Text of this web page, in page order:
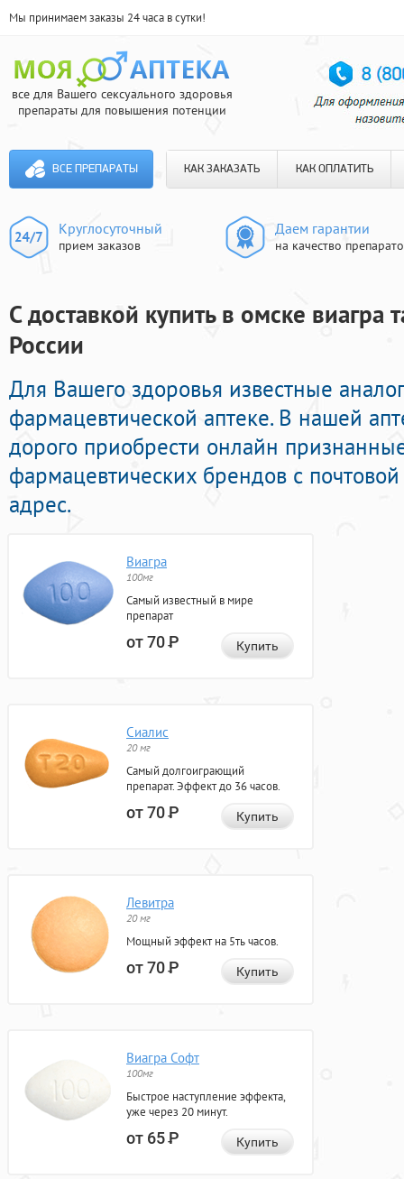
Мы принимаем заказы 24 часа в сутки!
все для Вашего сексуального здоровья
препараты для повышения потенции
ВСЕ ПРЕПАРАТЫ КАК ЗАКАЗАТЬ КАК ОПЛАТИТЬ
Круглосуточный
прием заказов
Даем гарантии
на качество
С доставкой купить в омске виагра
России
Для Вашего здоровья известные
фармацевтической аптеке. В нашей
дорого приобрести онлайн
фармацевтических брендов с
адрес.
Виагра
100мг
Самый известный в мире
препарат
от 70Р Купить
Сиалис
20 мг
Самый долгоиграющий
препарат. Эффект до 36 часов.
от 70Р Купить
Левитра
20 мг
Мощный эффект на 5ть часов.
от 70Р Купить
Виагра Софт
100мг
Быстрое наступление эффекта,
уже через 20 минут.
от 65Р Купить